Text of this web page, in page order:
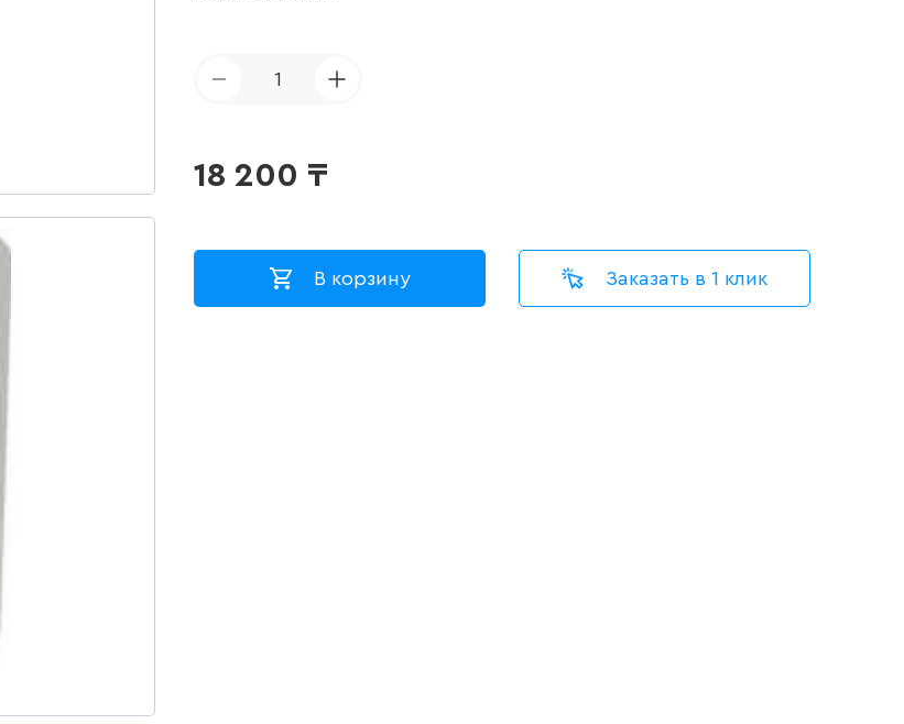
1
18 200 ₸
В корзину Заказать в 1 клик